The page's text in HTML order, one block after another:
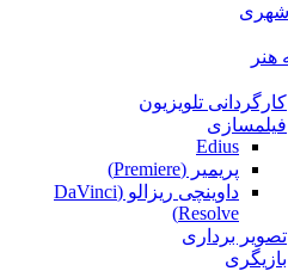
شهری
هنر
کارگردانی تلویزیون
فیلمسازی
Edius
پریمیر (Premiere)
داوینچی ریزالو (DaVinci
Resolve)
تصویر برداری
بازیگری